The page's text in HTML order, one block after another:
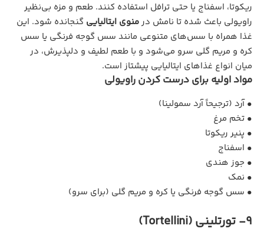
ریکوتا، اسفناج یا حتی ترافل استفاده کنند. طعم و مزه بی‌نظیر
راویولی باعث شده تا نامش درمنوی ایتالیایی گنجانده شود. این
غذا همراه با سس‌های متنوعی مانند سس گوجه فرنگی یا سس
کره و مریم گلی سرو می‌شود و با طعم لطیف و دلپذیرش، در
میان انواع غذاهای ایتالیایی پیشتاز است.
مواد اولیه برای درست کردن راویولی
• آرد (ترجیحاً آرد سمولینا)
• تخم ‌مرغ
• پنیر ریکوتا
• اسفناج
• جوز هندی
• نمک
• سس گوجه‌ فرنگی یا کره و مریم‌ گلی (برای سرو)
9- تورتلینی (Tortellini)